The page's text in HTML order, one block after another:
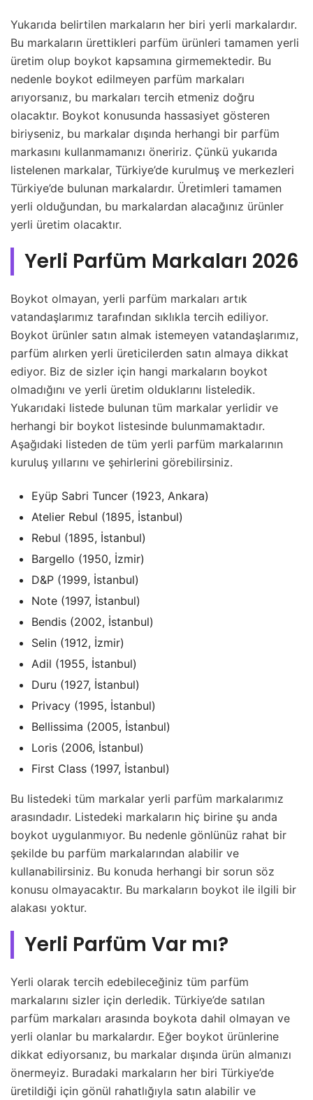
Yukarıda belirtilen markaların her biri yerli markalardır.
Bu markaların ürettikleri parfüm ürünleri tamamen yerli
üretim olup boykot kapsamına girmemektedir. Bu
nedenle boykot edilmeyen parfüm markaları
arıyorsanız, bu markaları tercih etmeniz doğru
olacaktır. Boykot konusunda hassasiyet gösteren
biriyseniz, bu markalar dışında herhangi bir parfüm
markasını kullanmamanızı öneririz. Çünkü yukarıda
listelenen markalar, Türkiye’de kurulmuş ve merkezleri
Türkiye’de bulunan markalardır. Üretimleri tamamen
yerli olduğundan, bu markalardan alacağınız ürünler
yerli üretim olacaktır.
Yerli Parfüm Markaları 2026
Boykot olmayan, yerli parfüm markaları artık
vatandaşlarımız tarafından sıklıkla tercih ediliyor.
Boykot ürünler satın almak istemeyen vatandaşlarımız,
parfüm alırken yerli üreticilerden satın almaya dikkat
ediyor. Biz de sizler için hangi markaların boykot
olmadığını ve yerli üretim olduklarını listeledik.
Yukarıdaki listede bulunan tüm markalar yerlidir ve
herhangi bir boykot listesinde bulunmamaktadır.
Aşağıdaki listeden de tüm yerli parfüm markalarının
kuruluş yıllarını ve şehirlerini görebilirsiniz.
Eyüp Sabri Tuncer (1923, Ankara)
Atelier Rebul (1895, İstanbul)
Rebul (1895, İstanbul)
Bargello (1950, İzmir)
D&P (1999, İstanbul)
Note (1997, İstanbul)
Bendis (2002, İstanbul)
Selin (1912, İzmir)
Adil (1955, İstanbul)
Duru (1927, İstanbul)
Privacy (1995, İstanbul)
Bellissima (2005, İstanbul)
Loris (2006, İstanbul)
First Class (1997, İstanbul)
Bu listedeki tüm markalar yerli parfüm markalarımız
arasındadır. Listedeki markaların hiç birine şu anda
boykot uygulanmıyor. Bu nedenle gönlünüz rahat bir
şekilde bu parfüm markalarından alabilir ve
kullanabilirsiniz. Bu konuda herhangi bir sorun söz
konusu olmayacaktır. Bu markaların boykot ile ilgili bir
alakası yoktur.
Yerli Parfüm Var mı?
Yerli olarak tercih edebileceğiniz tüm parfüm
markalarını sizler için derledik. Türkiye’de satılan
parfüm markaları arasında boykota dahil olmayan ve
yerli olanlar bu markalardır. Eğer boykot ürünlerine
dikkat ediyorsanız, bu markalar dışında ürün almanızı
önermeyiz. Buradaki markaların her biri Türkiye’de
üretildiği için gönül rahatlığıyla satın alabilir ve